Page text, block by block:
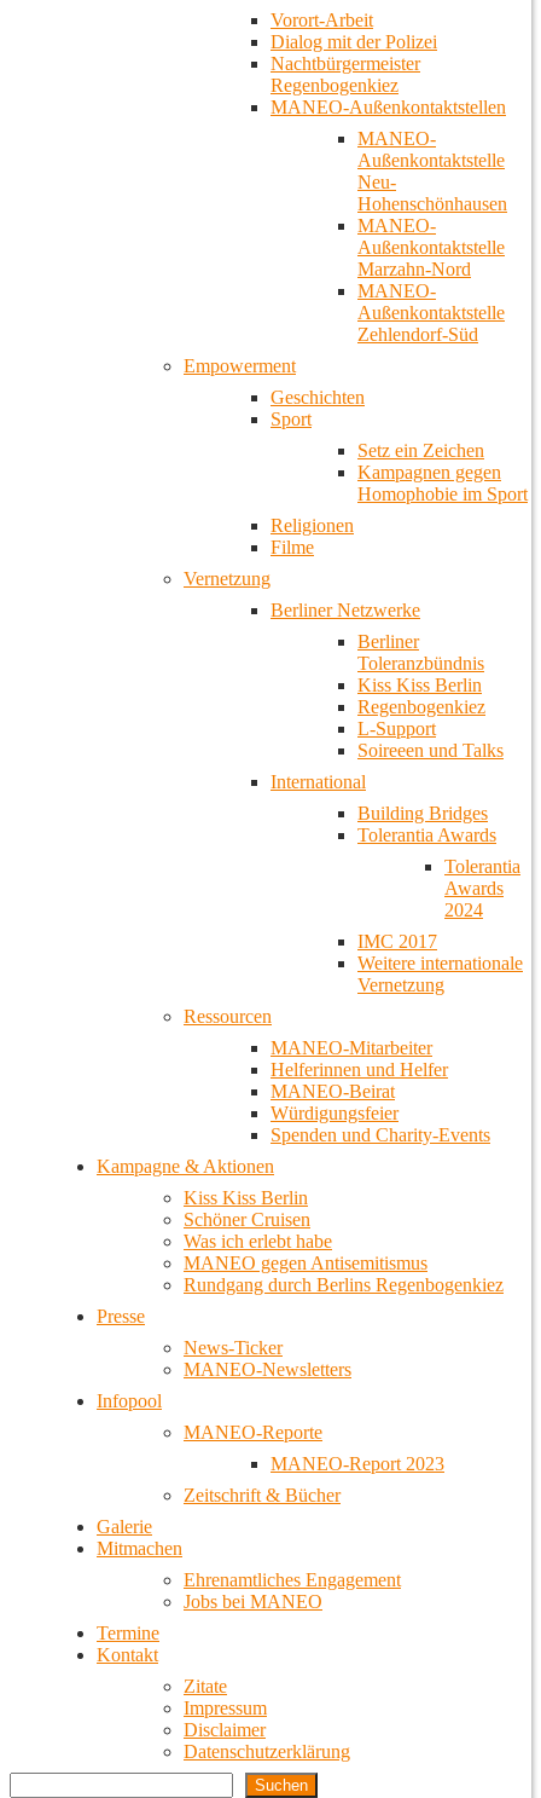
Vorort-Arbeit
Dialog mit der Polizei
Nachtbürgermeister
Regenbogenkiez
MANEO-Außenkontaktstellen
MANEO-
Außenkontaktstelle
Neu-
Hohenschönhausen
MANEO-
Außenkontaktstelle
Marzahn-Nord
MANEO-
Außenkontaktstelle
Zehlendorf-Süd
Empowerment
Geschichten
Sport
Setz ein Zeichen
Kampagnen gegen
Homophobie im Sport
Religionen
Filme
Vernetzung
Berliner Netzwerke
Berliner
Toleranzbündnis
Kiss Kiss Berlin
Regenbogenkiez
L-Support
Soireeen und Talks
International
Building Bridges
Tolerantia Awards
Tolerantia
Awards
2024
IMC 2017
Weitere internationale
Vernetzung
Ressourcen
MANEO-Mitarbeiter
Helferinnen und Helfer
MANEO-Beirat
Würdigungsfeier
Spenden und Charity-Events
Kampagne & Aktionen
Kiss Kiss Berlin
Schöner Cruisen
Was ich erlebt habe
MANEO gegen Antisemitismus
Rundgang durch Berlins Regenbogenkiez
Presse
News-Ticker
MANEO-Newsletters
Infopool
MANEO-Reporte
MANEO-Report 2023
Zeitschrift & Bücher
Galerie
Mitmachen
Ehrenamtliches Engagement
Jobs bei MANEO
Termine
Kontakt
Zitate
Impressum
Disclaimer
Datenschutzerklärung
Suchen